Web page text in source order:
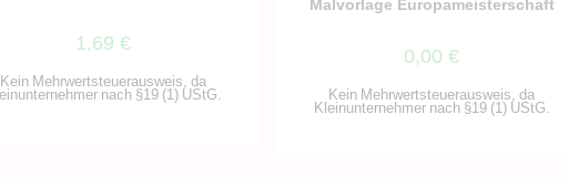
1,69€
Kein Mehrwertsteuerausweis, da
nach §19 (1) UStG.
0,00€
Kein Mehrwertsteuerausweis, da
Kleinunternehmer nach §19 (1) UStG.